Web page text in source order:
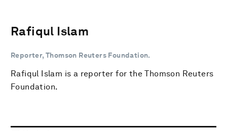
Rafiqul Islam
Reporter, Thomson Reuters Foundation.
Rafiqul Islam is a reporter for the Thomson Reuters
Foundation.